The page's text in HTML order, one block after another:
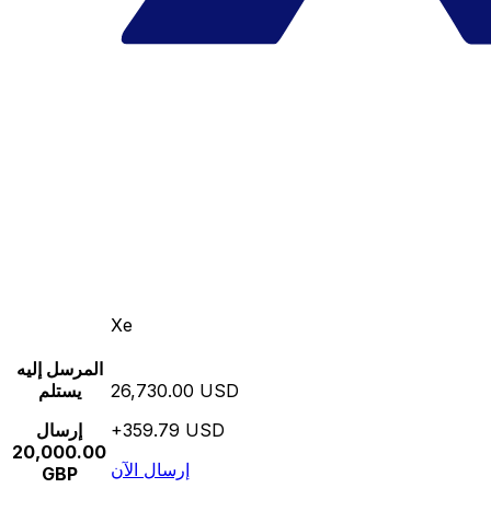
Xe
المرسل إليه
يستلم
إرسال
20,000.00
GBP
26,730.00 USD
+359.79 USD
إرسال الآن